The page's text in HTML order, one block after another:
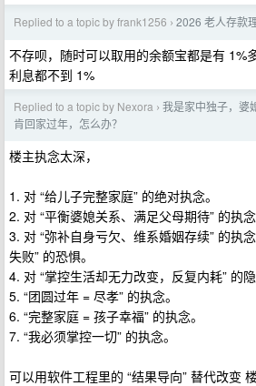
Replied to a topic by frank1256 › 2026 老人存款
不存呗，随时可以取用的余额宝都是有 1%
利息都不到 1%
Replied to a topic by Nexora › 我是家中独子，婆
肯回家过年，怎么办？
楼主执念太深，
1. 对 “给儿子完整家庭” 的绝对执念。
2. 对 “平衡婆媳关系、满足父母期待” 的执念
3. 对 “弥补自身亏欠、维系婚姻存续” 的执
失败” 的恐惧。
4. 对 “掌控生活却无力改变，反复内耗” 的隐
5. “团圆过年 = 尽孝” 的执念。
6. “完整家庭 = 孩子幸福” 的执念。
7. “我必须掌控一切” 的执念。
可以用软件工程里的 “结果导向” 替代改变